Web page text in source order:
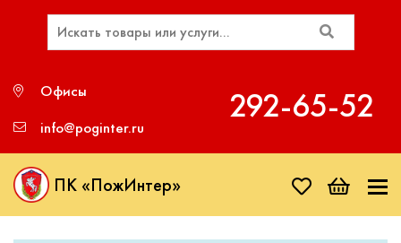
Офисы
info@poginter.ru
292‑65‑52
ПК «ПожИнтер»